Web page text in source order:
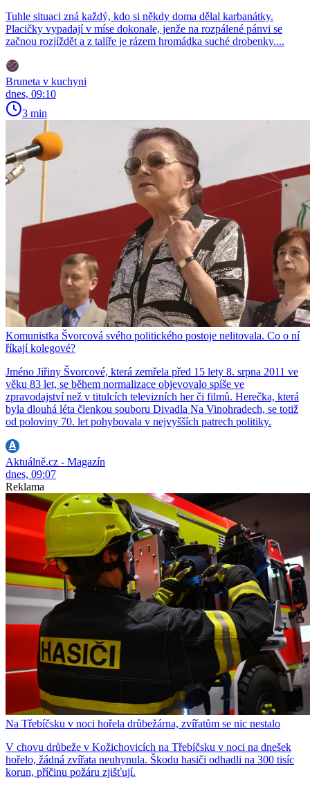
Tuhle situaci zná každý, kdo si někdy doma dělal karbanátky.
Placičky vypadají v míse dokonale, jenže na rozpálené pánvi se
začnou rozjíždět a z talíře je rázem hromádka suché drobenky....
Bruneta v kuchyni
dnes, 09:10
3 min
Komunistka Švorcová svého politického postoje nelitovala. Co o ní
říkají kolegové?
Jméno Jiřiny Švorcové, která zemřela před 15 lety 8. srpna 2011 ve
věku 83 let, se během normalizace objevovalo spíše ve
zpravodajství než v titulcích televizních her či filmů. Herečka, která
byla dlouhá léta členkou souboru Divadla Na Vinohradech, se totiž
od poloviny 70. let pohybovala v nejvyšších patrech politiky.
Aktuálně.cz - Magazín
dnes, 09:07
Reklama
Na Třebíčsku v noci hořela drůbežárna, zvířatům se nic nestalo
V chovu drůbeže v Kožichovicích na Třebíčsku v noci na dnešek
hořelo, žádná zvířata neuhynula. Škodu hasiči odhadli na 300 tisíc
korun, příčinu požáru zjišťují.